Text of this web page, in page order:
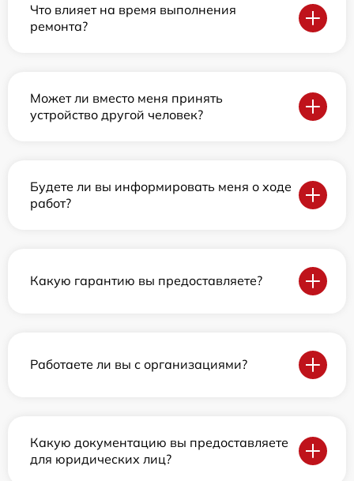
Что влияет на время выполнения
ремонта?
Может ли вместо меня принять
устройство другой человек?
Будете ли вы информировать меня о ходе
работ?
Какую гарантию вы предоставляете?
Работаете ли вы с организациями?
Какую документацию вы предоставляете
для юридических лиц?